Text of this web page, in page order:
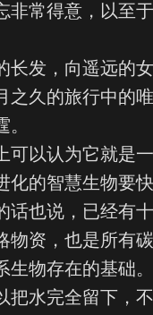
非常得意，以至
发，向遥远的
久的旅行中的
以认为它就是
化的智慧生物要
也说，已经有
物资，也是所有
物存在的基础。
把水完全留下，